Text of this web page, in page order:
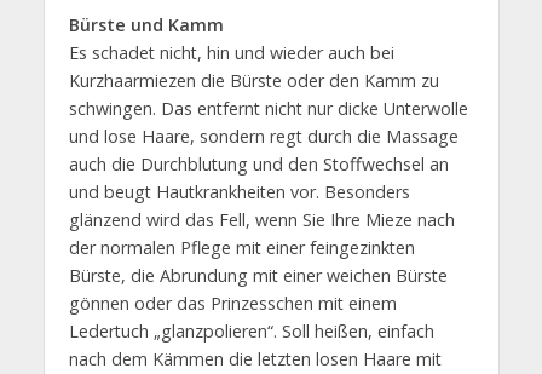
Bürste und Kamm
Es schadet nicht, hin und wieder auch bei
Kurzhaarmiezen die Bürste oder den Kamm zu
schwingen. Das entfernt nicht nur dicke Unterwolle
und lose Haare, sondern regt durch die Massage
auch die Durchblutung und den Stoffwechsel an
und beugt Hautkrankheiten vor. Besonders
glänzend wird das Fell, wenn Sie Ihre Mieze nach
der normalen Pflege mit einer feingezinkten
Bürste, die Abrundung mit einer weichen Bürste
gönnen oder das Prinzesschen mit einem
Ledertuch „glanzpolieren“. Soll heißen, einfach
nach dem Kämmen die letzten losen Haare mit